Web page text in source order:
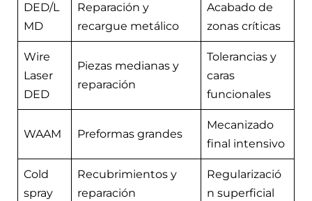
DED/L
MD
Reparación y
recargue metálico
Acabado de
zonas críticas
Wire
Laser
DED
Piezas medianas y
reparación
Tolerancias y
caras
funcionales
WAAM Preformas grandes
Mecanizado
final intensivo
Cold
spray
Recubrimientos y
reparación
Regularizació
n superficial